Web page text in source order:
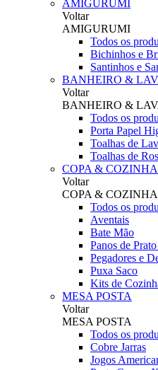
AMIGURUMI
Voltar
AMIGURUMI
Todos os
Bichinhos e
Santinhos e
BANHEIRO &
Voltar
BANHEIRO &
Todos os
Porta Papel
Toalhas de
Toalhas de
COPA & COZINHA
Voltar
COPA & COZINHA
Todos os
Aventais
Bate Mão
Panos de
Pegadores e
Puxa Saco
Kits de
MESA POSTA
Voltar
MESA POSTA
Todos os
Cobre Jarras
Jogos